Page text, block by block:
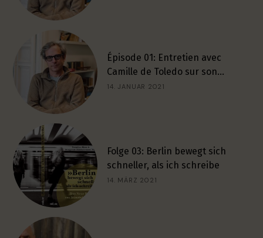
Épisode 01: Entretien avec
Camille de Toledo sur son…
14. JANUAR 2021
Folge 03: Berlin bewegt sich
schneller, als ich schreibe
14. MÄRZ 2021